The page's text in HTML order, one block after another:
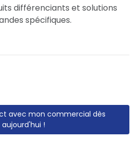
différenciants et solutions
spécifiques.
avec mon commercial dès
aujourd'hui !